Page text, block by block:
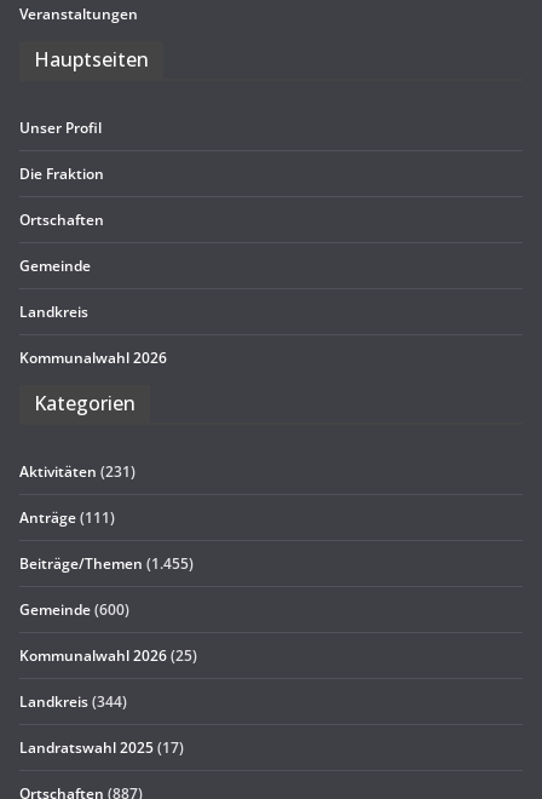
Ver­an­stal­tun­gen
Haupt­sei­ten
Unser Pro­fil
Die Frak­tion
Ort­schaf­ten
Gemeinde
Land­kreis
Kom­mu­nal­wahl 2026
Kate­go­rien
Aktivitäten (231)
Anträge(111)
Beiträge/Themen (1.455)
Gemeinde(600)
Kommunalwahl 2026(25)
Landkreis(344)
Landratswahl 2025(17)
Ortschaften (887)